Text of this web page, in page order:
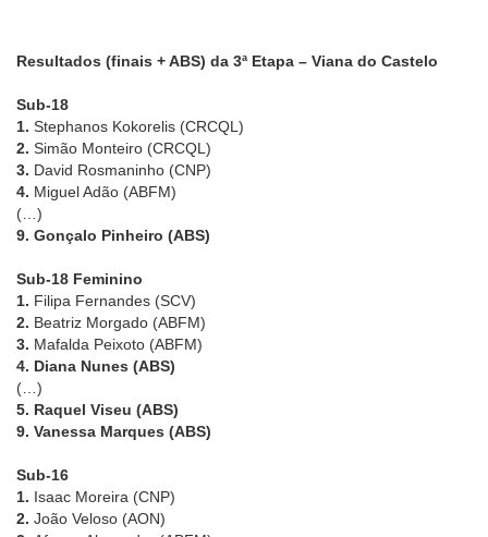
Resultados (finais + ABS) da 3ª Etapa – Viana do Castelo
Sub-18
1. Stephanos Kokorelis (CRCQL)
2. Simão Monteiro (CRCQL)
3. David Rosmaninho (CNP)
4. Miguel Adão (ABFM)
(…)
9. Gonçalo Pinheiro (ABS)
Sub-18 Feminino
1. Filipa Fernandes (SCV)
2. Beatriz Morgado (ABFM)
3. Mafalda Peixoto (ABFM)
4. Diana Nunes (ABS)
(…)
5. Raquel Viseu (ABS)
9. Vanessa Marques (ABS)
Sub-16
1. Isaac Moreira (CNP)
2. João Veloso (AON)